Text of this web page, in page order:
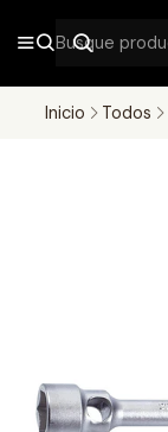
Inicio Todos